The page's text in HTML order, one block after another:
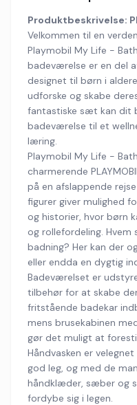
Produktbeskrivelse:
Velkommen til en
Playmobil My Life -
badeværelse er en del
designet til børn i
udforske og skabe
fantastiske sæt kan dit
badeværelse til et
læring.
Playmobil My Life -
charmerende
på en afslappende
figurer giver mulighed
og historier, hvor børn
og rollefordeling.
badning? Her kan der
eller endda en dygtig
Badeværelset er
tilbehør for at skabe
fritstående badekar
mens brusekabinen
gør det muligt at
Håndvasken er
god leg, og med de
håndklæder, sæber og
fordybe sig i legen.